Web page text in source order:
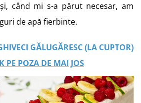
când mi s-a părut necesar, am
de apă fierbinte.
GĂLUGĂRESC (LA CUPTOR)
PE POZA DE MAI JOS